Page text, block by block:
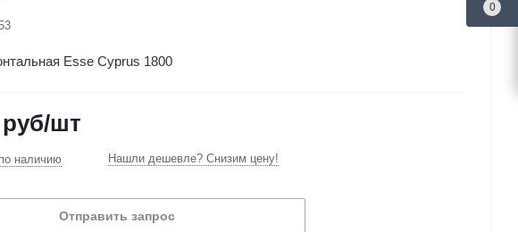
Esse Cyprus 1800
руб/шт
наличию Нашли дешевле? Снизим цену!
Отправить запрос
0